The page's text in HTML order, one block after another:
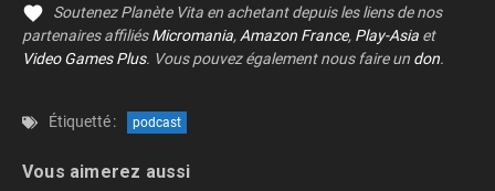
Soutenez Planète Vita en achetant depuis les liens de nos
partenaires affiliésMicromania,Amazon France, Play-Asia et
Video Games Plus. Vous pouvez également nous faire un don.
Étiquetté : podcast
Vous aimerez aussi